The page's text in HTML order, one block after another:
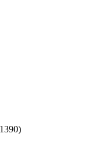
(28)